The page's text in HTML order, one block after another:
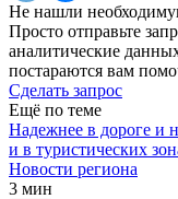
Не нашли
Просто отправьте
аналитические
постараются вам
Сделать запрос
Ещё по теме
Надежнее в дороге и
и в туристических
Новости региона
3 мин